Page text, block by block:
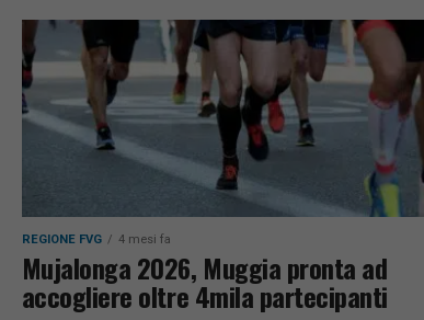
REGIONE FVG 4 mesi fa
Mujalonga 2026, Muggia pronta ad
accogliere oltre 4mila partecipanti